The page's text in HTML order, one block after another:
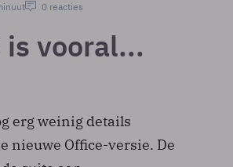
0 reacties
vooral...
erg weinig details
nieuwe Office-versie. De